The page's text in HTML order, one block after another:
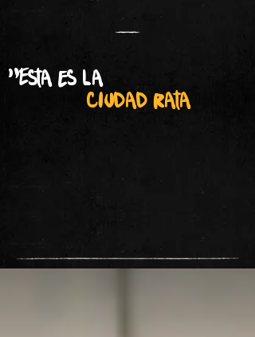
"Esta es la
ciudad rata